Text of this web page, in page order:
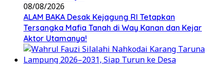
08/08/2026
ALAM BAKA Desak Kejagung RI Tetapkan
Tersangka Mafia Tanah di Way Kanan dan Kejar
Aktor Utamanya!